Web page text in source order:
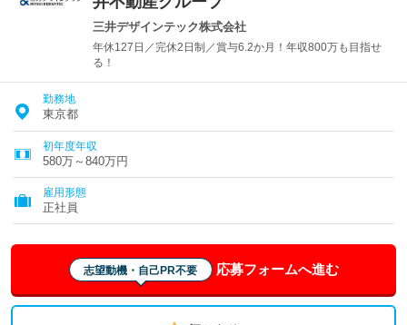
三井デザインテック株式会社
年休127日／完休2日制／賞与6.2か月！年収800万も目指せ
る！
勤務地
東京都
初年度年収
580万～840万円
雇用形態
正社員
志望動機・自己PR不要 応募フォームへ進む